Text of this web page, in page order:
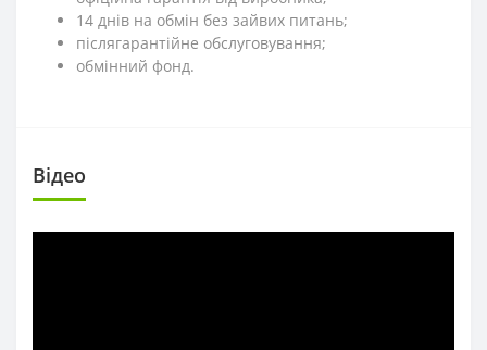
14 днів на обмін без зайвих питань;
післягарантійне обслуговування;
обмінний фонд.
Вiдео